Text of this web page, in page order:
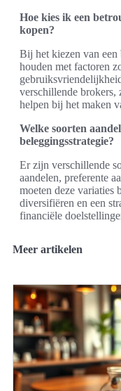
Hoe kies ik een
kopen?
Bij het kiezen van een
houden met factoren
verschillende
helpen bij het maken
Welke soorten
beleggingsstrategie?
Er zijn verschillende
aandelen, preferente
moeten deze variaties
diversifiëren en een
financiële
Meer artikelen